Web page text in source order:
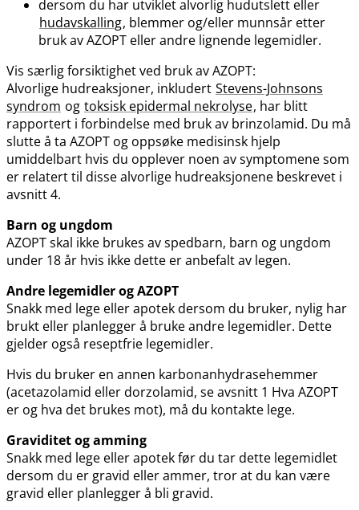
dersom du har utviklet alvorlig hudutslett eller
hudavskalling, blemmer og​/​eller munnsår etter
bruk av AZOPT eller andre lignende legemidler.
Vis særlig forsiktighet ved bruk av AZOPT:
Alvorlige hudreaksjoner, inkludert Stevens-Johnsons
syndrom og toksisk epidermal nekrolyse, har blitt
rapportert i forbindelse med bruk av brinzolamid. Du må
slutte å ta AZOPT og oppsøke medisinsk hjelp
umiddelbart hvis du opplever noen av symptomene som
er relatert til disse alvorlige hudreaksjonene beskrevet i
avsnitt 4.
Barn og ungdom
AZOPT skal ikke brukes av spedbarn, barn og ungdom
under 18 år hvis ikke dette er anbefalt av legen.
Andre legemidler og AZOPT
Snakk med lege eller apotek dersom du bruker, nylig har
brukt eller planlegger å bruke andre legemidler. Dette
gjelder også reseptfrie legemidler.
Hvis du bruker en annen karbonanhydrasehemmer
(acetazolamid eller dorzolamid, se avsnitt 1 Hva AZOPT
er og hva det brukes mot), må du kontakte lege.
Graviditet og amming
Snakk med lege eller apotek før du tar dette legemidlet
dersom du er gravid eller ammer, tror at du kan være
gravid eller planlegger å bli gravid.